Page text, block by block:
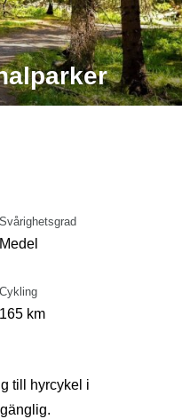
Svårighetsgrad
Medel
Cykling
165 km
till hyrcykel i